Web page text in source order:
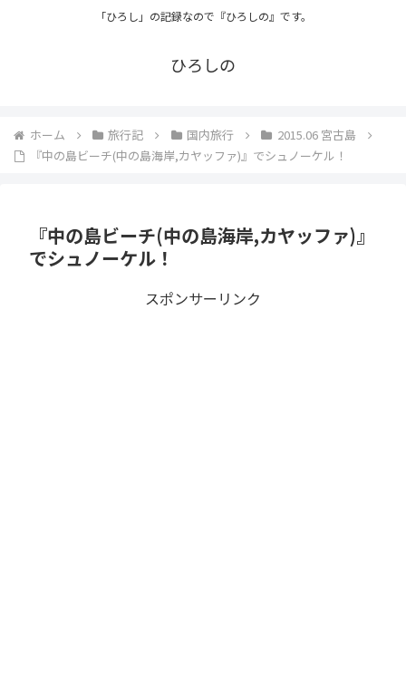
「ひろし」の記録なので『ひろしの』です。
ひろしの
ホーム 旅行記 国内旅行
2015.06 宮古島
『中の島ビーチ(中の島海岸,カヤッファ)』でシュノーケル！
『中の島ビーチ(中の島海岸,カヤッファ)』
でシュノーケル！
スポンサーリンク